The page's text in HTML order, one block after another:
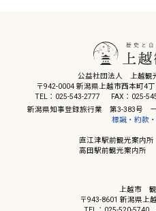
公益社団法人 上越観
〒942-0004 新潟県上越市西本町4
TEL：025-543-2777
FAX：025-
新潟県知事登録旅行業 第3-383号
標識・約款
直江津駅前観光案内
高田駅前観光案内所
上越市 観
〒943-8601 新潟県上